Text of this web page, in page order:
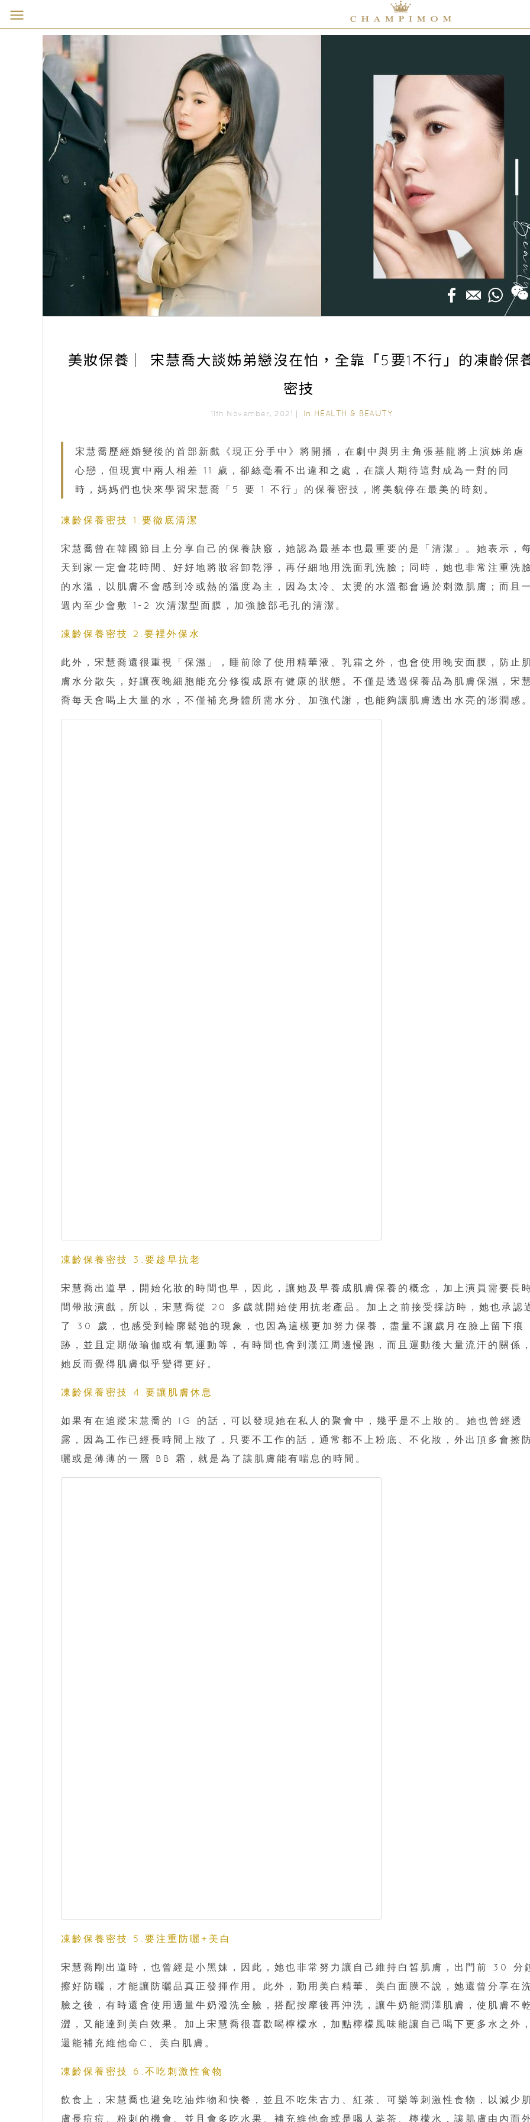
美妝保養 ︳宋慧喬大談姊弟戀沒在怕，全靠「5要1不行」的凍齡保
密技
11th November, 2021｜ In HEALTH & BEAUTY
宋慧喬歷經婚變後的首部新戲《現正分手中》將開播，在劇中與男主角張基龍將上演姊弟虐
心戀，但現實中兩人相差 11 歲，卻絲毫看不出違和之處，在讓人期待這對成為一對的同
時，媽媽們也快來學習宋慧喬「5 要 1 不行」的保養密技，將美貌停在最美的時刻。
凍齡保養密技 1.要徹底清潔
宋慧喬曾在韓國節目上分享自己的保養訣竅，她認為最基本也最重要的是「清潔」。她表示，
天到家一定會花時間、好好地將妝容卸乾淨，再仔細地用洗面乳洗臉；同時，她也非常注重洗
的水溫，以肌膚不會感到冷或熱的溫度為主，因為太冷、太燙的水溫都會過於刺激肌膚；而且
週內至少會敷 1-2 次清潔型面膜，加強臉部毛孔的清潔。
凍齡保養密技 2.要裡外保水
此外，宋慧喬還很重視「保濕」，睡前除了使用精華液、乳霜之外，也會使用晚安面膜，防止
膚水分散失，好讓夜晚細胞能充分修復成原有健康的狀態。不僅是透過保養品為肌膚保濕，宋
喬每天會喝上大量的水，不僅補充身體所需水分、加強代謝，也能夠讓肌膚透出水亮的澎潤感
凍齡保養密技 3.要趁早抗老
宋慧喬出道早，開始化妝的時間也早，因此，讓她及早養成肌膚保養的概念，加上演員需要長
間帶妝演戲，所以，宋慧喬從 20 多歲就開始使用抗老產品。加上之前接受採訪時，她也承認
了 30 歲，也感受到輪廓鬆弛的現象，也因為這樣更加努力保養，盡量不讓歲月在臉上留下痕
跡，並且定期做瑜伽或有氧運動等，有時間也會到漢江周邊慢跑，而且運動後大量流汗的關係
她反而覺得肌膚似乎變得更好。
凍齡保養密技 4.要讓肌膚休息
如果有在追蹤宋慧喬的 IG 的話，可以發現她在私人的聚會中，幾乎是不上妝的。她也曾經透
露，因為工作已經長時間上妝了，只要不工作的話，通常都不上粉底、不化妝，外出頂多會擦
曬或是薄薄的一層 BB 霜，就是為了讓肌膚能有喘息的時間。
凍齡保養密技 5.要注重防曬+美白
宋慧喬剛出道時，也曾經是小黑妹，因此，她也非常努力讓自己維持白皙肌膚，出門前 30 分
擦好防曬，才能讓防曬品真正發揮作用。此外，勤用美白精華、美白面膜不說，她還曾分享在
臉之後，有時還會使用適量牛奶潑洗全臉，搭配按摩後再沖洗，讓牛奶能潤澤肌膚，使肌膚不
澀，又能達到美白效果。加上宋慧喬很喜歡喝檸檬水，加點檸檬風味能讓自己喝下更多水之外
還能補充維他命C、美白肌膚。
凍齡保養密技 6.不吃刺激性食物
飲食上，宋慧喬也避免吃油炸物和快餐，並且不吃朱古力、紅茶、可樂等刺激性食物，以減少
膚長痘痘、粉刺的機會。並且會多吃水果、補充維他命或是喝人蔘茶、檸檬水，讓肌膚由內而